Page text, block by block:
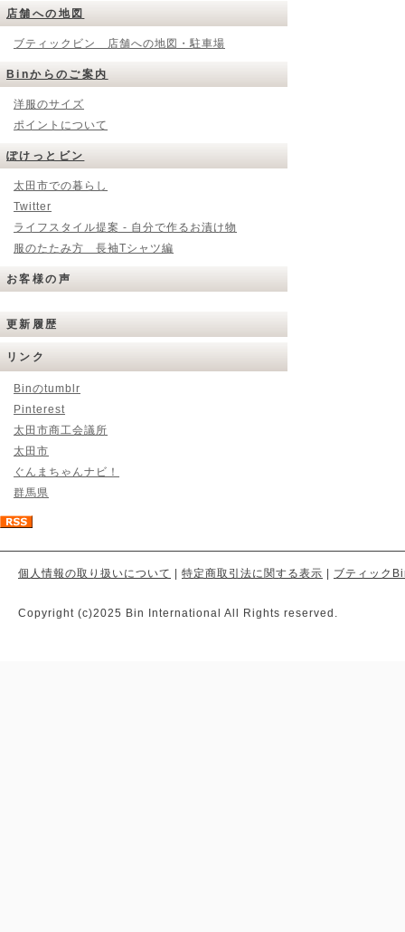
店舗への地図
ブティックビン 店舗への地図・駐車場
Binからのご案内
洋服のサイズ
ポイントについて
ぽけっとビン
太田市での暮らし
Twitter
ライフスタイル提案 - 自分で作るお漬け物
服のたたみ方 長袖Tシャツ編
お客様の声
更新履歴
リンク
Binのtumblr
Pinterest
太田市商工会議所
太田市
ぐんまちゃんナビ！
群馬県
個人情報の取り扱いについて 特定商取引法に関する表示 ブティック
Copyright (c)2025 Bin International All Rights reserved.